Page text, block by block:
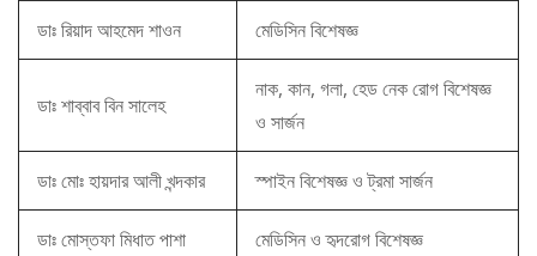
ডাঃ রিয়াদ আহমেদ শাওন মেডিসিন বিশেষজ্ঞ
ডাঃ শাব্বাব বিন সালেহ
নাক, কান, গলা, হেড নেক রোগ বিশেষজ্ঞ
ও সার্জন
ডাঃ মোঃ হায়দার আলী খন্দকার স্পাইন বিশেষজ্ঞ ও ট্রমা সার্জন
ডাঃ মোস্তফা মিধাত পাশা মেডিসিন ও হৃদরোগ বিশেষজ্ঞ